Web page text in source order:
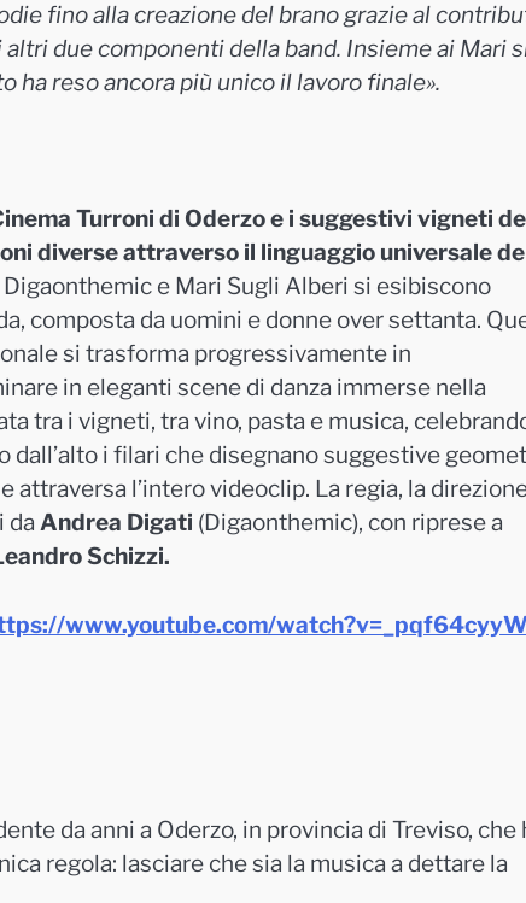
fino alla creazione del brano grazie al
due componenti della band. Insieme ai Mari
ha reso ancora più unico il lavoro finale».
Turroni di Oderzo e i suggestivi vigneti
diverse attraverso il linguaggio universale
e Mari Sugli Alberi si esibiscono
composta da uomini e donne over settanta.
si trasforma progressivamente in
in eleganti scene di danza immerse nella
tra i vigneti, tra vino, pasta e musica,
i filari che disegnano suggestive
l’intero videoclip. La regia, la
da Andrea Digati (Digaonthemic), con riprese a
Schizzi.
www.youtube.com/
da anni a Oderzo, in provincia di Treviso, che
regola: lasciare che sia la musica a dettare la